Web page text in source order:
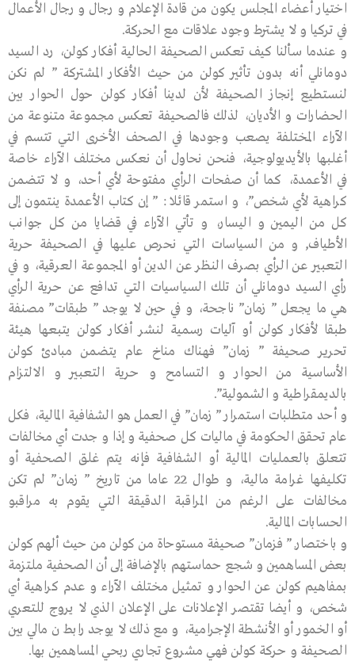
اختيار أعضاء المجلس يكون من قادة الإعلام و رجال و رجال الأعمال
في تركيا و لا يشترط وجود علاقات مع الحركة.
و عندما سألنا كيف تعكس الصحيفة الحالية أفكار كولن، رد السيد
دومانلي أنه بدون تأثير كولن من حيث الأفكار المشتركة ” لم نكن
لنستطيع إنجاز الصحيفة لأن لدينا أفكار كولن حول الحوار بين
الحضارات و الأديان، لذلك فالصحيفة تعكس مجموعة متنوعة من
الآراء المختلفة يصعب وجودها في الصحف الأخرى التي تتسم في
أغلبها بالأيديولوجية، فنحن نحاول أن نعكس مختلف الآراء خاصة
في الأعمدة، كما أن صفحات الرأي مفتوحة لأي أحد، و لا تتضمن
كراهية لأي شخص”، و استمر قائلا : ” إن كتاب الأعمدة ينتمون إلى
كل من اليمين و اليسار، و تأتي الآراء في قضايا من كل جوانب
الأطياف, و من السياسات التي نحرص عليها في الصحيفة حرية
التعبير عن الرأي بصرف النظر عن الدين أو المجموعة العرقية، و في
رأي السيد دومانلي أن تلك السياسيات التي تدافع عن حرية الرأي
هي ما يجعل ” زمان” ناجحة، و في حين لا يوجد ” طبقات” مصنفة
طبقا لأفكار كولن أو آليات رسمية لنشر أفكار كولن يتبعها هيئة
تحرير صحيفة ” زمان” فهناك مناخ عام يتضمن مبادئ كولن
الأساسية من الحوار و التسامح و حرية التعبير و الالتزام
بالديمقراطية و الشمولية”.
و أحد متطلبات استمرار ” زمان” في العمل هو الشفافية المالية، فكل
عام تحقق الحكومة في ماليات كل صحفية و إذا و جدت أي مخالفات
تتعلق بالعمليات المالية أو الشفافية فإنه يتم غلق الصحفية أو
تكليفها غرامة مالية، و طوال 22 عاما من تاريخ ” زمان” لم تكن
مخالفات على الرغم من المراقبة الدقيقة التي يقوم به مراقبو
الحسابات المالية.
و باختصارـ ” فزمان” صحيفة مستوحاة من كولن من حيث ألهم كولن
بعض المساهمين و شجع حماستهم بالإضافة إلى أن الصحفية ملتزمة
بمفاهيم كولن عن الحوار و تمثيل مختلف الآراء و عدم كراهية أي
شخص، و أيضا تقتصر الإعلانات على الإعلان الذي لا يروج للتعري
أو الخمور أو الأنشطة الإجرامية، و مع ذلك لا يوجد رابط ن مالي بين
الصحيفة و حركة كولن فهي مشروع تجاري ربحي المساهمين بها.